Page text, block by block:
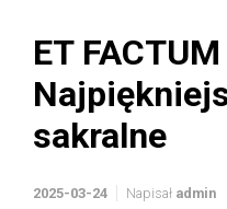
ET
sakralne
2025-03-24 Napisał admin